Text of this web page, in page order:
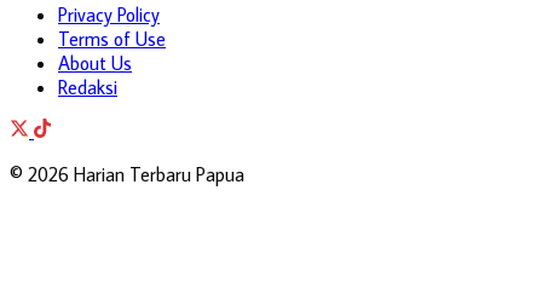
Privacy Policy
Terms of Use
About Us
Redaksi
© 2026 Harian Terbaru Papua